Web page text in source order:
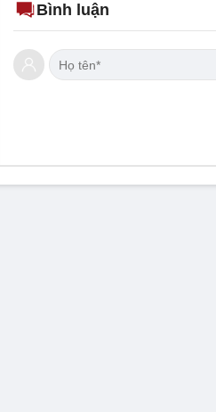
Bình luận